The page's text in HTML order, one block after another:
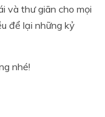
và thư giãn cho mọi
để lại những kỷ
nhé!